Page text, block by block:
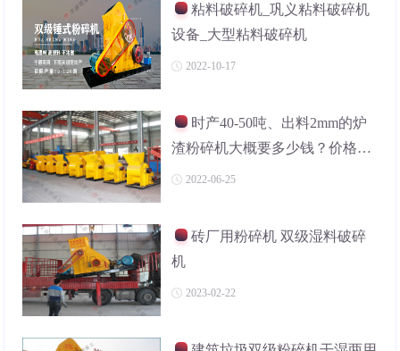
粘料破碎机_巩义粘料破碎机
设备_大型粘料破碎机
2022-10-17
时产40-50吨、出料2mm的炉
渣粉碎机大概要多少钱？价格、
报价哪里可以查询？
2022-06-25
砖厂用粉碎机 双级湿料破碎
机
2023-02-22